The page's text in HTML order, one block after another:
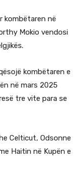
kombëtaren në
Mokio vendosi
kombëtaren e
në mars 2025
tre vite para se
Celticut, Odsonne
Haitin në Kupën e